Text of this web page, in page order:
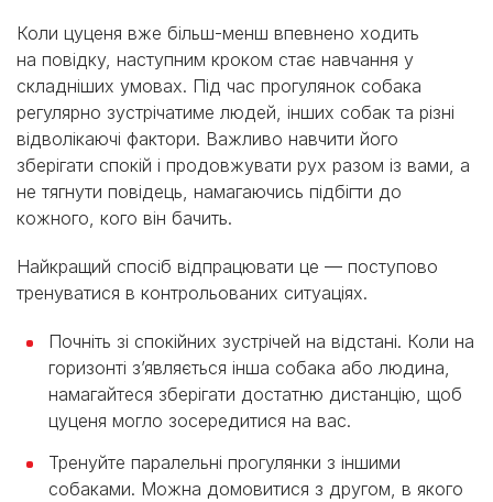
Коли цуценя вже більш-менш впевнено ходить
на повідку, наступним кроком стає навчання у
складніших умовах. Під час прогулянок собака
регулярно зустрічатиме людей, інших собак та різні
відволікаючі фактори. Важливо навчити його
зберігати спокій і продовжувати рух разом із вами, а
не тягнути повідець, намагаючись підбігти до
кожного, кого він бачить.
Найкращий спосіб відпрацювати це — поступово
тренуватися в контрольованих ситуаціях.
Почніть зі спокійних зустрічей на відстані. Коли на
горизонті з’являється інша собака або людина,
намагайтеся зберігати достатню дистанцію, щоб
цуценя могло зосередитися на вас.
Тренуйте паралельні прогулянки з іншими
собаками. Можна домовитися з другом, в якого